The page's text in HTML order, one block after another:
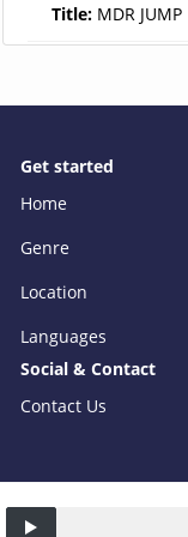
Title: MDR JUMP
Get started
Home
Genre
Location
Languages
Social & Contact
Contact Us